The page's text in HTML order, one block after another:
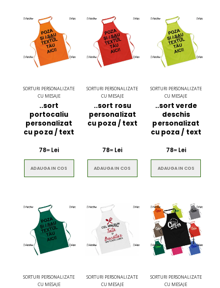
SORTURI PERSONALIZATE
CU MESAJE
..sort
portocaliu
personalizat
cu poza / text
7800 Lei
ADAUGA IN COS
SORTURI PERSONALIZATE
CU MESAJE
..sort rosu
personalizat
cu poza / text
7800 Lei
ADAUGA IN COS
SORTURI PERSONALIZATE
CU MESAJE
..sort verde
deschis
personalizat
cu poza / text
7800Lei
ADAUGA IN COS
SORTURI PERSONALIZATE
CU MESAJE
SORTURI PERSONALIZATE
CU MESAJE
SORTURI PERSONALIZATE
CU MESAJE